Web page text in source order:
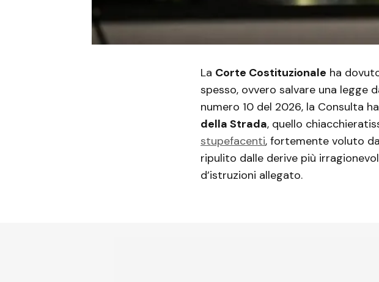
La Corte Costituzionale ha
spesso, ovvero salvare una legge
numero 10 del 2026, la Consulta
della Strada, quello
stupefacenti, fortemente voluto
ripulito dalle derive più
d’istruzioni allegato.